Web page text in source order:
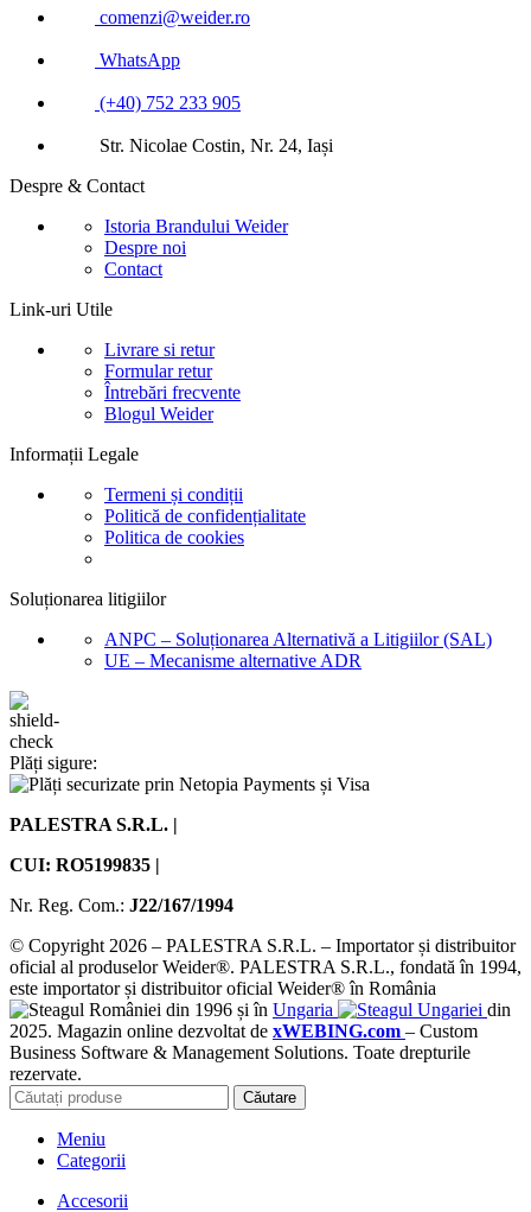
comenzi@weider.ro
WhatsApp
(+40) 752 233 905
Str. Nicolae Costin, Nr. 24, Iași
Despre & Contact
Istoria Brandului Weider
Despre noi
Contact
Link-uri Utile
Livrare si retur
Formular retur
Întrebări frecvente
Blogul Weider
Informații Legale
Termeni și condiții
Politică de confidențialitate
Politica de cookies
Soluționarea litigiilor
ANPC – Soluționarea Alternativă a Litigiilor (SAL)
UE – Mecanisme alternative ADR
Plăți sigure:
PALESTRA S.R.L. |
CUI: RO5199835 |
Nr. Reg. Com.: J22/167/1994
© Copyright 2026 – PALESTRA S.R.L. – Importator și distribuitor
oficial al produselor Weider®. PALESTRA S.R.L., fondată în 1994,
este importator și distribuitor oficial Weider® în România
din 1996 și în Ungaria
din
2025. Magazin online dezvoltat de xWEBING.com – Custom
Business Software & Management Solutions. Toate drepturile
rezervate.
Căutare
Meniu
Categorii
Accesorii